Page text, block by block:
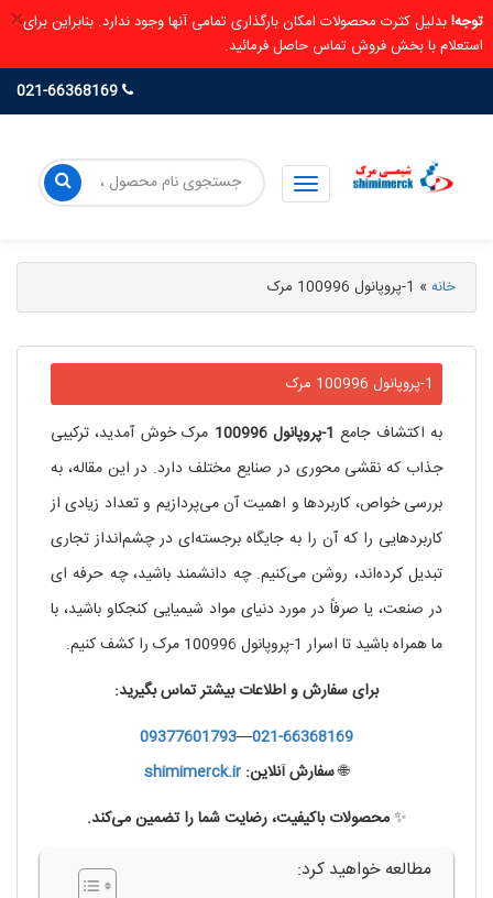
× توجه!بدلیل کثرت محصولات امکان بارگذاری تمامی آنها وجود ندارد. بنابراین برای
استعلام با بخش فروش تماس حاصل فرمائید.
خانه» 1-پروپانول 100996 مرک
1-پروپانول 100996 مرک
به اکتشاف جامع 1-پروپانول 100996 مرک خوش آمدید، ترکیبی
جذاب که نقشی محوری در صنایع مختلف دارد. در این مقاله، به
بررسی خواص، کاربردها و اهمیت آن می‌پردازیم و تعداد زیادی از
کاربردهایی را که آن را به جایگاه برجسته‌ای در چشم‌انداز تجاری
تبدیل کرده‌اند، روشن می‌کنیم. چه دانشمند باشید، چه حرفه ای
در صنعت، یا صرفاً در مورد دنیای مواد شیمیایی کنجکاو باشید، با
ما همراه باشید تا اسرار 1-پروپانول 100996 مرک را کشف کنیم.
برای سفارش و اطلاعات بیشتر تماس بگیرید:
021-66368169
—
09377601793
🌐سفارش آنلاین: shimimerck.ir
✨محصولات باکیفیت، رضایت شما را تضمین می‌کند.
مطالعه خواهید کرد: